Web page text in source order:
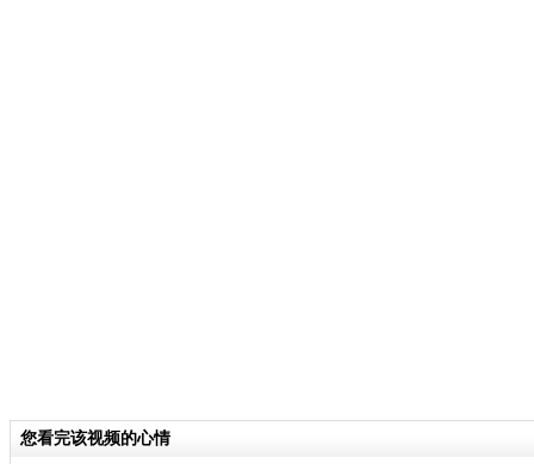
您看完该视频的心情